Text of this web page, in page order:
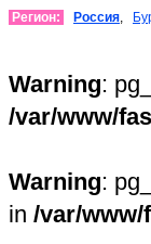
Регион: Россия,
Warning:
/var/www/
Warning:
in /var/www/